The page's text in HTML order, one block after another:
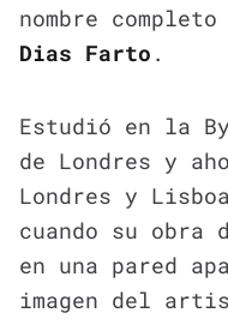
nombre completo
Dias Farto .
Estudió en la
de Londres y
Londres y
cuando su
en una pared
imagen del